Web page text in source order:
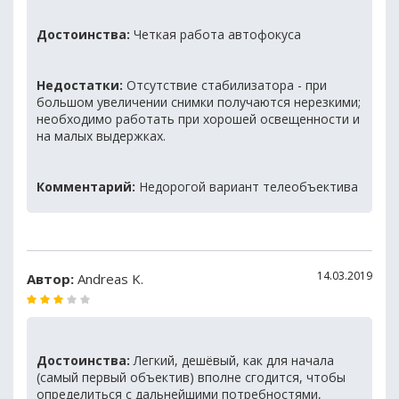
Достоинства: Четкая работа автофокуса
Недостатки: Отсутствие стабилизатора - при
большом увеличении снимки получаются нерезкими;
необходимо работать при хорошей освещенности и
на малых выдержках.
Комментарий: Недорогой вариант телеобъектива
Автор: Andreas K. 14.03.2019
Достоинства: Легкий, дешёвый, как для начала
(самый первый объектив) вполне сгодится, чтобы
определиться с дальнейшими потребностями,